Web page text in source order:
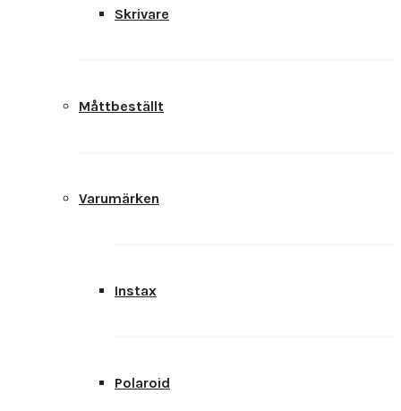
Skrivare
Måttbeställt
Varumärken
Instax
Polaroid